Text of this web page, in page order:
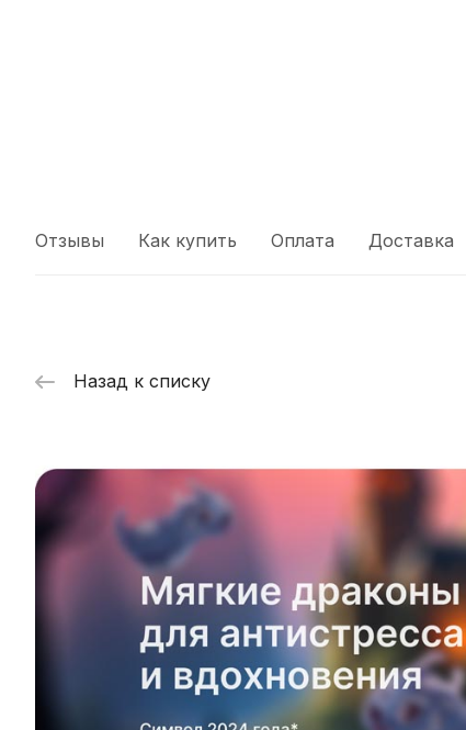
Отзывы Как купить Оплата Доставка
Назад к списку